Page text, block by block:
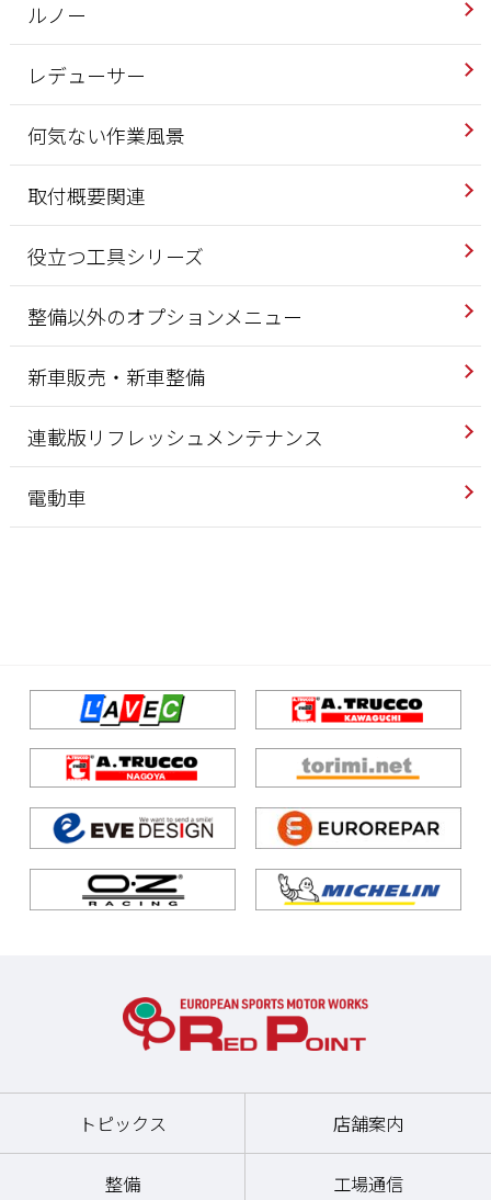
ルノー
レデューサー
何気ない作業風景
取付概要関連
役立つ工具シリーズ
整備以外のオプションメニュー
新車販売・新車整備
連載版リフレッシュメンテナンス
電動車
トピックス 店舗案内
整備 工場通信